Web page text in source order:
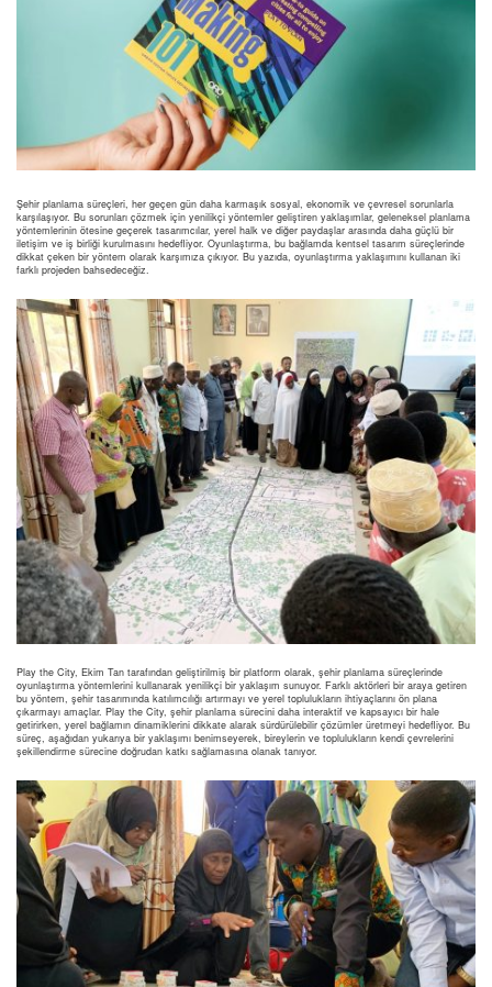
Şehir planlama süreçleri, her geçen gün daha karmaşık sosyal, ekonomik ve çevresel sorunlarla
karşılaşıyor. Bu sorunları çözmek için yenilikçi yöntemler geliştiren yaklaşımlar, geleneksel planlama
yöntemlerinin ötesine geçerek tasarımcılar, yerel halk ve diğer paydaşlar arasında daha güçlü bir
iletişim ve iş birliği kurulmasını hedefliyor. Oyunlaştırma, bu bağlamda kentsel tasarım süreçlerinde
dikkat çeken bir yöntem olarak karşımıza çıkıyor. Bu yazıda, oyunlaştırma yaklaşımını kullanan iki
farklı projeden bahsedeceğiz.
Play the City, Ekim Tan tarafından geliştirilmiş bir platform olarak, şehir planlama süreçlerinde
oyunlaştırma yöntemlerini kullanarak yenilikçi bir yaklaşım sunuyor. Farklı aktörleri bir araya getiren
bu yöntem, şehir tasarımında katılımcılığı artırmayı ve yerel toplulukların ihtiyaçlarını ön plana
çıkarmayı amaçlar. Play the City, şehir planlama sürecini daha interaktif ve kapsayıcı bir hale
getirirken, yerel bağlamın dinamiklerini dikkate alarak sürdürülebilir çözümler üretmeyi hedefliyor. Bu
süreç, aşağıdan yukarıya bir yaklaşımı benimseyerek, bireylerin ve toplulukların kendi çevrelerini
şekillendirme sürecine doğrudan katkı sağlamasına olanak tanıyor.